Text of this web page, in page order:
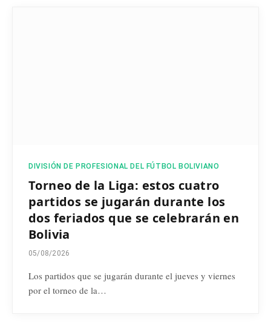
DIVISIÓN DE PROFESIONAL DEL FÚTBOL BOLIVIANO
Torneo de la Liga: estos cuatro
partidos se jugarán durante los
dos feriados que se celebrarán en
Bolivia
05/08/2026
Los partidos que se jugarán durante el jueves y viernes
por el torneo de la…